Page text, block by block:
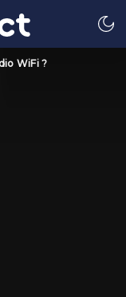
WiFi ?